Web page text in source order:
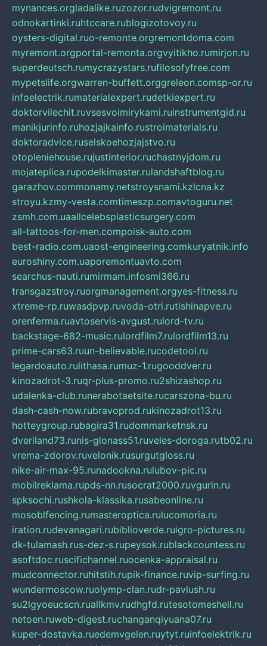
mynances.orgladalike.ruzozor.rudvigremont.ru
odnokartinki.ruhtccare.rublogizotovoy.ru
oysters-digital.ruo-remonte.orgremontdoma.com
myremont.orgportal-remonta.orgvyitikho.rumirjon.ru
superdeutsch.rumycrazystars.rufilosofyfree.com
mypetslife.orgwarren-buffett.orggreleon.comsp-or.ru
infoelectrik.rumaterialexpert.rudetkiexpert.ru
doktorvilechit.ruvsesvoimirykami.ruinstrumentgid.ru
manikjurinfo.ruhozjajkainfo.rustroimaterials.ru
doktoradvice.ruselskoehozjajstvo.ru
otopleniehouse.rujustinterior.ruchastnyjdom.ru
mojateplica.rupodelkimaster.rulandshaftblog.ru
garazhov.commonamy.netstroysnami.kzlcna.kz
stroyu.kzmy-vesta.comtimeszp.comavtoguru.net
zsmh.com.uaallcelebsplasticsurgery.com
all-tattoos-for-men.compoisk-auto.com
best-radio.com.uaost-engineering.comkuryatnik.info
euroshiny.com.uaporemontuavto.com
searchus-nauti.rumirmam.infosmi366.ru
transgazstroy.ruorgmanagement.orgyes-fitness.ru
xtreme-rp.ruwasdpvp.ruvoda-otri.rutishinapve.ru
orenferma.ruavtoservis-avgust.rulord-tv.ru
backstage-682-music.rulordfilm7.rulordfilm13.ru
prime-cars63.ruun-believable.rucodetool.ru
legardoauto.rulithasa.rumuz-1.rugooddver.ru
kinozadrot-3.ruqr-plus-promo.ru2shizashop.ru
udalenka-club.runerabotaetsite.rucarszona-bu.ru
dash-cash-now.rubravoprod.rukinozadrot13.ru
hotteygroup.rubagira31.rudommarketnsk.ru
dveriland73.runis-glonass51.ruveles-doroga.rutb02.ru
vrema-zdorov.ruvelonik.rusurgutgloss.ru
nike-air-max-95.runadookna.rulubov-pic.ru
mobilreklama.rupds-nn.rusocrat2000.ruvgurin.ru
spksochi.rushkola-klassika.rusabeonline.ru
mosoblfencing.rumasteroptica.rulucomoria.ru
iration.rudevanagari.rubiblioverde.ruigro-pictures.ru
dk-tulamash.rus-dez-s.rupeysok.rublackcountess.ru
asoftdoc.ruscifichannel.ruocenka-appraisal.ru
mudconnector.ruhitstih.rupik-finance.ruvip-surfing.ru
wundermoscow.ruolymp-clan.rudr-pavlush.ru
su2lgyoeucscn.ruallkmv.rudhgfd.rutesotomeshell.ru
netoen.ruweb-digest.ruchanganqiyuana07.ru
kuper-dostavka.ruedemvgelen.ruytyt.ruinfoelektrik.ru